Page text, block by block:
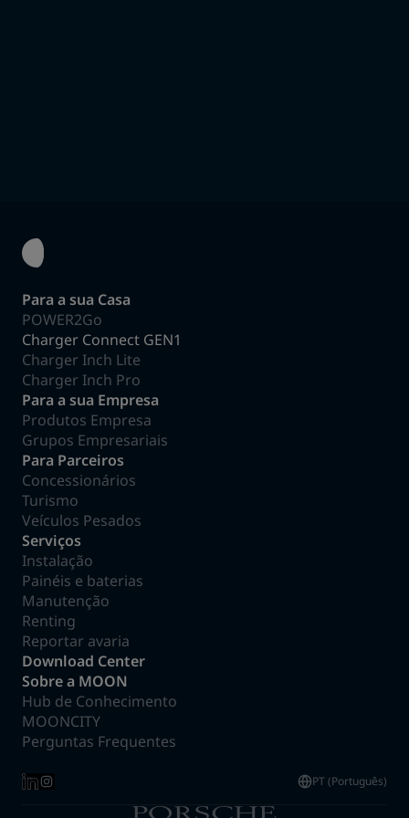
Para a sua Casa
POWER2Go
Charger Connect GEN1
Charger Inch Lite
Charger Inch Pro
Para a sua Empresa
Produtos Empresa
Grupos Empresariais
Para Parceiros
Concessionários
Turismo
Veículos Pesados
Serviços
Instalação
Painéis e baterias
Manutenção
Renting
Reportar avaria
Download Center
Sobre a MOON
Hub de Conhecimento
MOONCITY
Perguntas Frequentes
PT (Português)